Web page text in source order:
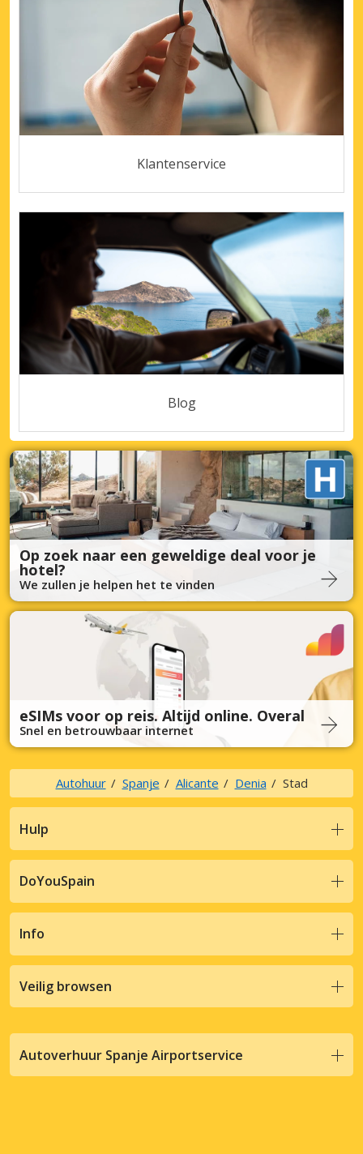
Klantenservice
Blog
Op zoek naar een geweldige deal voor je
hotel?
We zullen je helpen het te vinden
eSIMs voor op reis. Altijd online. Overal
Snel en betrouwbaar internet
Autohuur Spanje Alicante Denia Stad
Hulp
DoYouSpain
Info
Veilig browsen
Autoverhuur Spanje Airportservice